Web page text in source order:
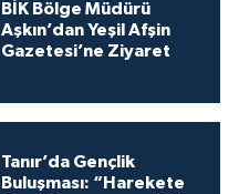
BİK Bölge Müdürü
Aşkın’dan Yeşil Afşin
Gazetesi’ne Ziyaret
Tanır’da Gençlik
Buluşması: “Harekete